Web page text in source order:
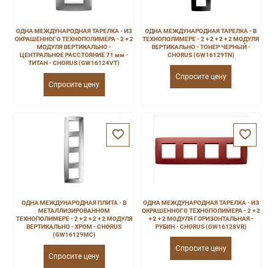
ОДНА МЕЖДУНАРОДНАЯ ТАРЕЛКА - ИЗ
ОКРАШЕННОГО ТЕХНОПОЛИМЕРА - 2 + 2
МОДУЛЯ ВЕРТИКАЛЬНО -
ЦЕНТРАЛЬНОЕ РАССТОЯНИЕ 71 мм -
ТИТАН - CHORUS (GW16124VT)
Спросите цену
ОДНА МЕЖДУНАРОДНАЯ ТАРЕЛКА - В
ТЕХНОПОЛИМЕРЕ - 2 + 2 + 2 + 2 МОДУЛЯ
ВЕРТИКАЛЬНО - ТОНЕР ЧЕРНЫЙ -
CHORUS (GW16129TN)
Спросите цену
ОДНА МЕЖДУНАРОДНАЯ ПЛИТА - В
МЕТАЛЛИЗИРОВАННОМ
ТЕХНОПОЛИМЕРЕ - 2 + 2 + 2 + 2 МОДУЛЯ
ВЕРТИКАЛЬНО - ХРОМ - CHORUS
(GW16129MC)
Спросите цену
ОДНА МЕЖДУНАРОДНАЯ ТАРЕЛКА - ИЗ
ОКРАШЕННОГО ТЕХНОПОЛИМЕРА - 2 + 2
+ 2 + 2 МОДУЛЯ ГОРИЗОНТАЛЬНАЯ -
РУБИН - CHORUS (GW16128VR)
Спросите цену